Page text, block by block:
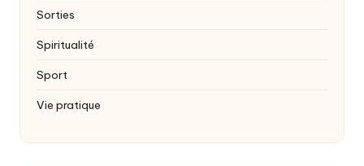
Sorties
Spiritualité
Sport
Vie pratique